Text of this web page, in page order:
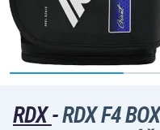
RDX-RDX F4